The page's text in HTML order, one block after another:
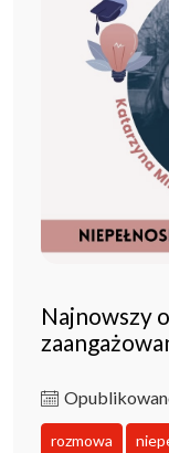
Najnowszy
rozmowa